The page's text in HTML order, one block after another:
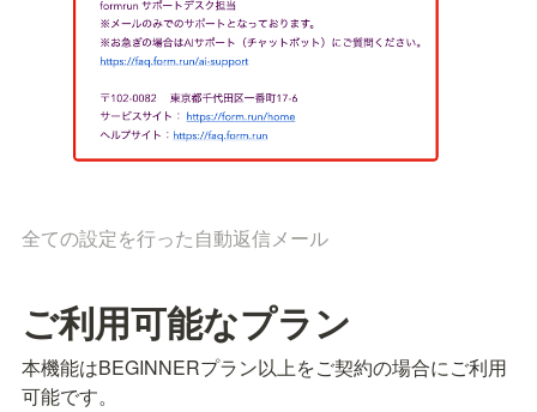
全ての設定を行った自動返信メール
ご利用可能なプラン
本機能はBEGINNERプラン以上をご契約の場合にご利用
可能です。